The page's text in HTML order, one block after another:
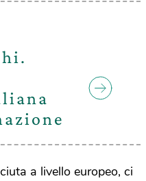
a livello europeo, ci